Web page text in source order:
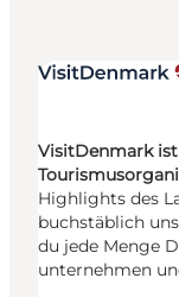
VisitDenmark
Highlights des
buchstäblich
du jede Menge
unternehmen